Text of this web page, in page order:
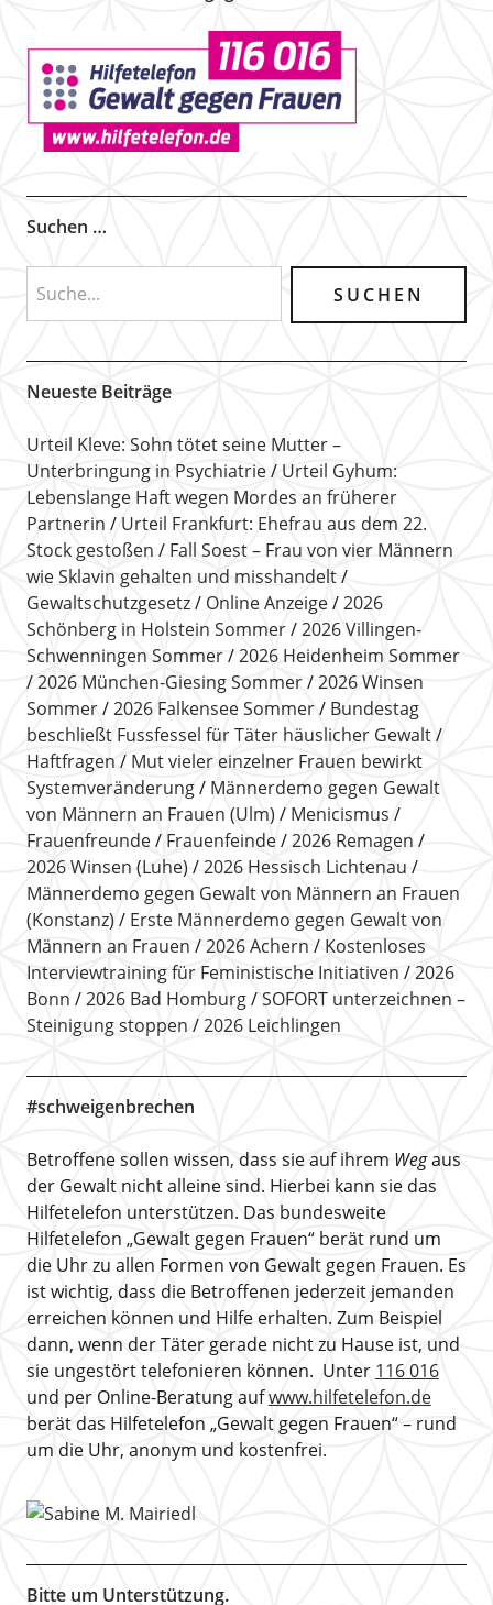
Suchen …
Neueste Beiträge
Urteil Kleve: Sohn tötet seine Mutter –
Unterbringung in Psychiatrie
Urteil Gyhum:
Lebenslange Haft wegen Mordes an früherer
Partnerin
Urteil Frankfurt: Ehefrau aus dem 22.
Stock gestoßen
Fall Soest – Frau von vier Männern
wie Sklavin gehalten und misshandelt
Gewaltschutzgesetz
Online Anzeige
2026
Schönberg in Holstein Sommer
2026 Villingen-
Schwenningen Sommer
2026 Heidenheim Sommer
2026 München-Giesing Sommer
2026 Winsen
Sommer
2026 Falkensee Sommer
Bundestag
beschließt Fussfessel für Täter häuslicher Gewalt
Haftfragen
Mut vieler einzelner Frauen bewirkt
Systemveränderung
Männerdemo gegen Gewalt
von Männern an Frauen (Ulm)
Menicismus
Frauenfreunde
Frauenfeinde
2026 Remagen
2026 Winsen (Luhe)
2026 Hessisch Lichtenau
Männerdemo gegen Gewalt von Männern an Frauen
(Konstanz)
Erste Männerdemo gegen Gewalt von
Männern an Frauen
2026 Achern
Kostenloses
Interviewtraining für Feministische Initiativen
2026
Bonn
2026 Bad Homburg
SOFORT unterzeichnen –
Steinigung stoppen
2026 Leichlingen
#schweigenbrechen
Betroffene sollen wissen, dass sie auf ihrem Wegaus
der Gewalt nicht alleine sind. Hierbei kann sie das
Hilfetelefon unterstützen. Das bundesweite
Hilfetelefon „Gewalt gegen Frauen“ berät rund um
die Uhr zu allen Formen von Gewalt gegen Frauen. Es
ist wichtig, dass die Betroffenen jederzeit jemanden
erreichen können und Hilfe erhalten. Zum Beispiel
dann, wenn der Täter gerade nicht zu Hause ist, und
sie ungestört telefonieren können. Unter 116 016
und per Online-Beratung aufwww.hilfetelefon.de
berät das Hilfetelefon „Gewalt gegen Frauen“ – rund
um die Uhr, anonym und kostenfrei.
Bitte um Unterstützung.